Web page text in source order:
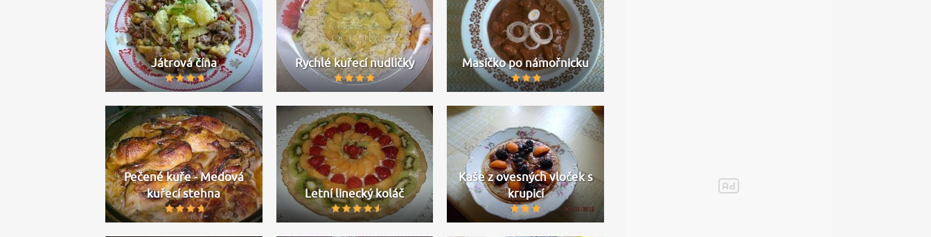
Játrová čína Rychlé kuřecí nudličky Masíčko po námořnicku
Pečené kuře - Medová
kuřecí stehna
Letní linecký koláč
Kaše z ovesných vloček s
krupicí